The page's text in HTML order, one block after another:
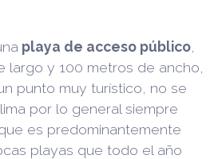
playa de acceso público
largo y 100 metros de ancho,
punto muy turístico, no se
por lo general siempre
es predominantemente
playas que todo el año